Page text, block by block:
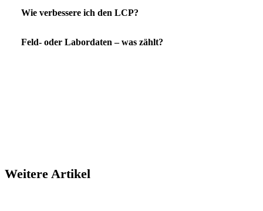
Wie verbessere ich den LCP?
Feld- oder Labordaten – was zählt?
Weitere Artikel